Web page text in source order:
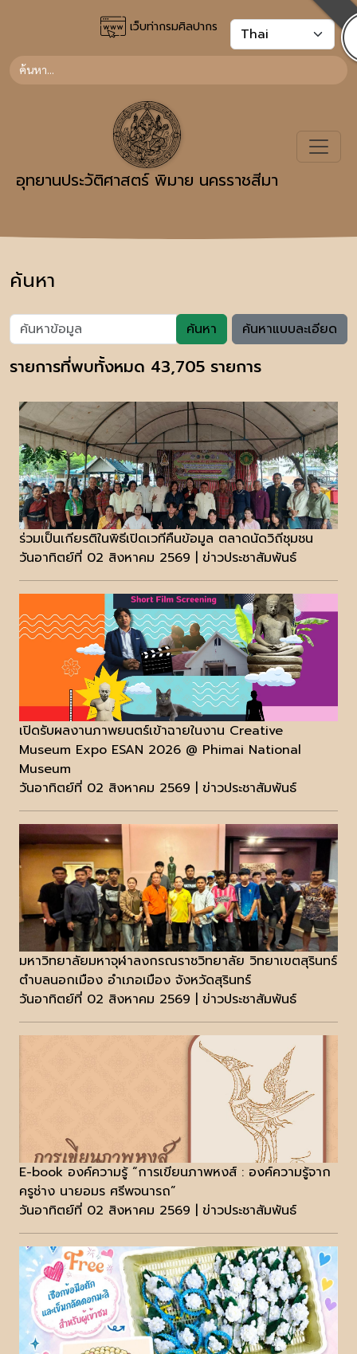
เว็บท่ากรมศิลปากร
อุทยานประวัติศาสตร์ พิมาย นครราชสีมา
ค้นหา
ค้นหา ค้นหาแบบละเอียด
รายการที่พบทั้งหมด 43,705 รายการ
ร่วมเป็นเกียรติในพิธีเปิดเวทีคืนข้อมูล ตลาดนัดวิถีชุมชน
วันอาทิตย์ที่ 02 สิงหาคม 2569 | ข่าวประชาสัมพันธ์
เปิดรับผลงานภาพยนตร์เข้าฉายในงาน Creative
Museum Expo ESAN 2026 @ Phimai National
Museum
วันอาทิตย์ที่ 02 สิงหาคม 2569 | ข่าวประชาสัมพันธ์
มหาวิทยาลัยมหาจุฬาลงกรณราชวิทยาลัย วิทยาเขตสุรินทร์
ตำบลนอกเมือง อำเภอเมือง จังหวัดสุรินทร์
วันอาทิตย์ที่ 02 สิงหาคม 2569 | ข่าวประชาสัมพันธ์
E-book องค์ความรู้ “การเขียนภาพหงส์ : องค์ความรู้จาก
ครูช่าง นายอมร ศรีพจนารถ”
วันอาทิตย์ที่ 02 สิงหาคม 2569 | ข่าวประชาสัมพันธ์